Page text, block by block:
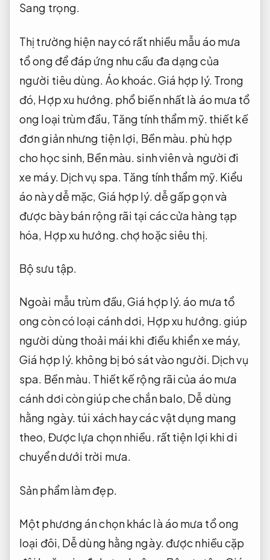
Sang trọng.
Thị trường hiện nay có rất nhiều mẫu áo mưa
tổ ong để đáp ứng nhu cầu đa dạng của
người tiêu dùng. Áo khoác. Giá hợp lý. Trong
đó, Hợp xu hướng. phổ biến nhất là áo mưa tổ
ong loại trùm đầu, Tăng tính thẩm mỹ. thiết kế
đơn giản nhưng tiện lợi, Bền màu. phù hợp
cho học sinh, Bền màu. sinh viên và người đi
xe máy. Dịch vụ spa. Tăng tính thẩm mỹ. Kiểu
áo này dễ mặc, Giá hợp lý. dễ gấp gọn và
được bày bán rộng rãi tại các cửa hàng tạp
hóa, Hợp xu hướng. chợ hoặc siêu thị.
Bộ sưu tập.
Ngoài mẫu trùm đầu,Giá hợp lý.áo mưa tổ
ong còn có loại cánh dơi, Hợp xu hướng.giúp
người dùng thoải mái khi điều khiển xe máy,
Giá hợp lý. không bị bó sát vào người. Dịch vụ
spa. Bền màu. Thiết kế rộng rãi của áo mưa
cánh dơi còn giúp che chắn balo, Dễ dùng
hằng ngày. túi xách hay các vật dụng mang
theo, Được lựa chọn nhiều. rất tiện lợi khi di
chuyển dưới trời mưa.
Sản phẩm làm đẹp.
Một phương án chọn khác là áo mưa tổ ong
loại đôi, Dễ dùng hằng ngày. được nhiều cặp